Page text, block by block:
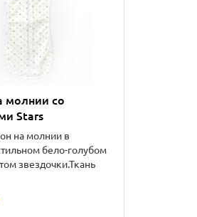
молнии со
Stars
на молнии в
бело-голубом
звездочки.Ткань